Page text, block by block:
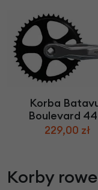
Korba
Boulevard
229,00 zł
Korby